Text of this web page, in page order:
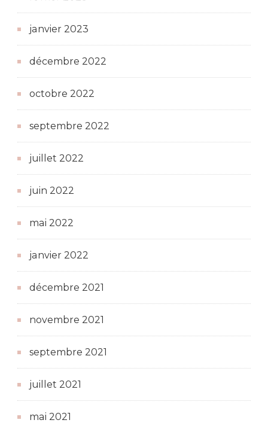
janvier 2023
décembre 2022
octobre 2022
septembre 2022
juillet 2022
juin 2022
mai 2022
janvier 2022
décembre 2021
novembre 2021
septembre 2021
juillet 2021
mai 2021